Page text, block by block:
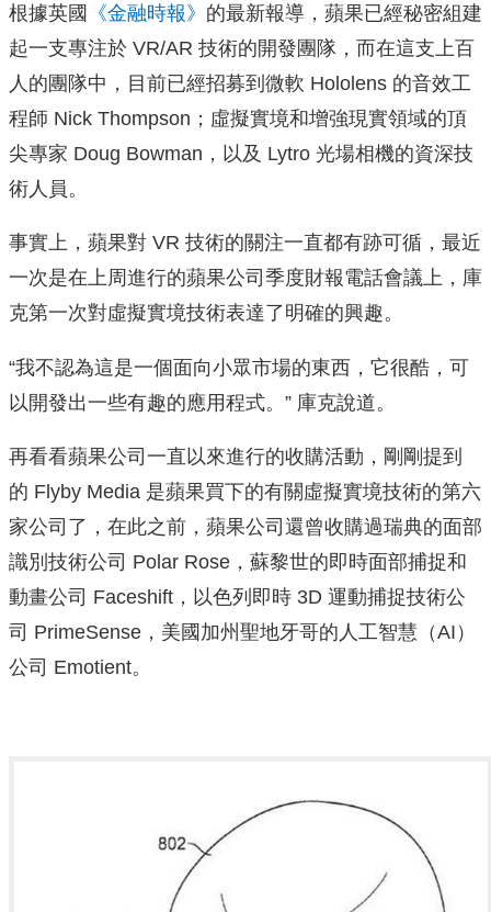
根據英國 《金融時報》 的最新報導，蘋果已經秘密組建
起一支專注於 VR/AR 技術的開發團隊，而在這支上百
人的團隊中，目前已經招募到微軟 Hololens 的音效工
程師 Nick Thompson；虛擬實境和增強現實領域的頂
尖專家 Doug Bowman，以及 Lytro 光場相機的資深技
術人員。
事實上，蘋果對 VR 技術的關注一直都有跡可循，最近
一次是在上周進行的蘋果公司季度財報電話會議上，庫
克第一次對虛擬實境技術表達了明確的興趣。
“我不認為這是一個面向小眾市場的東西，它很酷，可
以開發出一些有趣的應用程式。” 庫克說道。
再看看蘋果公司一直以來進行的收購活動，剛剛提到
的 Flyby Media 是蘋果買下的有關虛擬實境技術的第六
家公司了，在此之前，蘋果公司還曾收購過瑞典的面部
識別技術公司 Polar Rose，蘇黎世的即時面部捕捉和
動畫公司 Faceshift，以色列即時 3D 運動捕捉技術公
司 PrimeSense，美國加州聖地牙哥的人工智慧（AI）
公司 Emotient。